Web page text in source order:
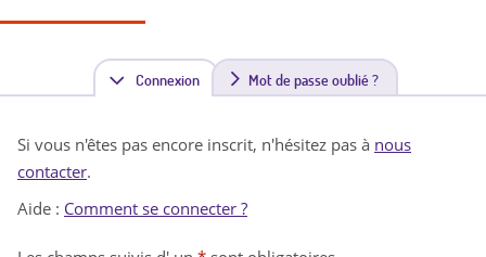
Connexion(
n
Mot de passe oublié ?
Si vous n'êtes pas encore inscrit, n'hésitez pas à nous
contacter.
Aide : Comment se connecter ?